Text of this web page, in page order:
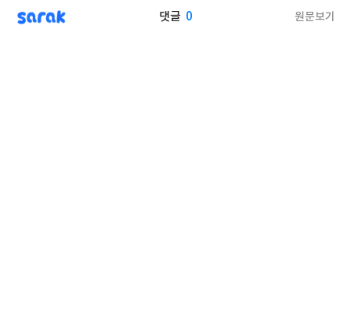
sarak 댓글 0 원문보기